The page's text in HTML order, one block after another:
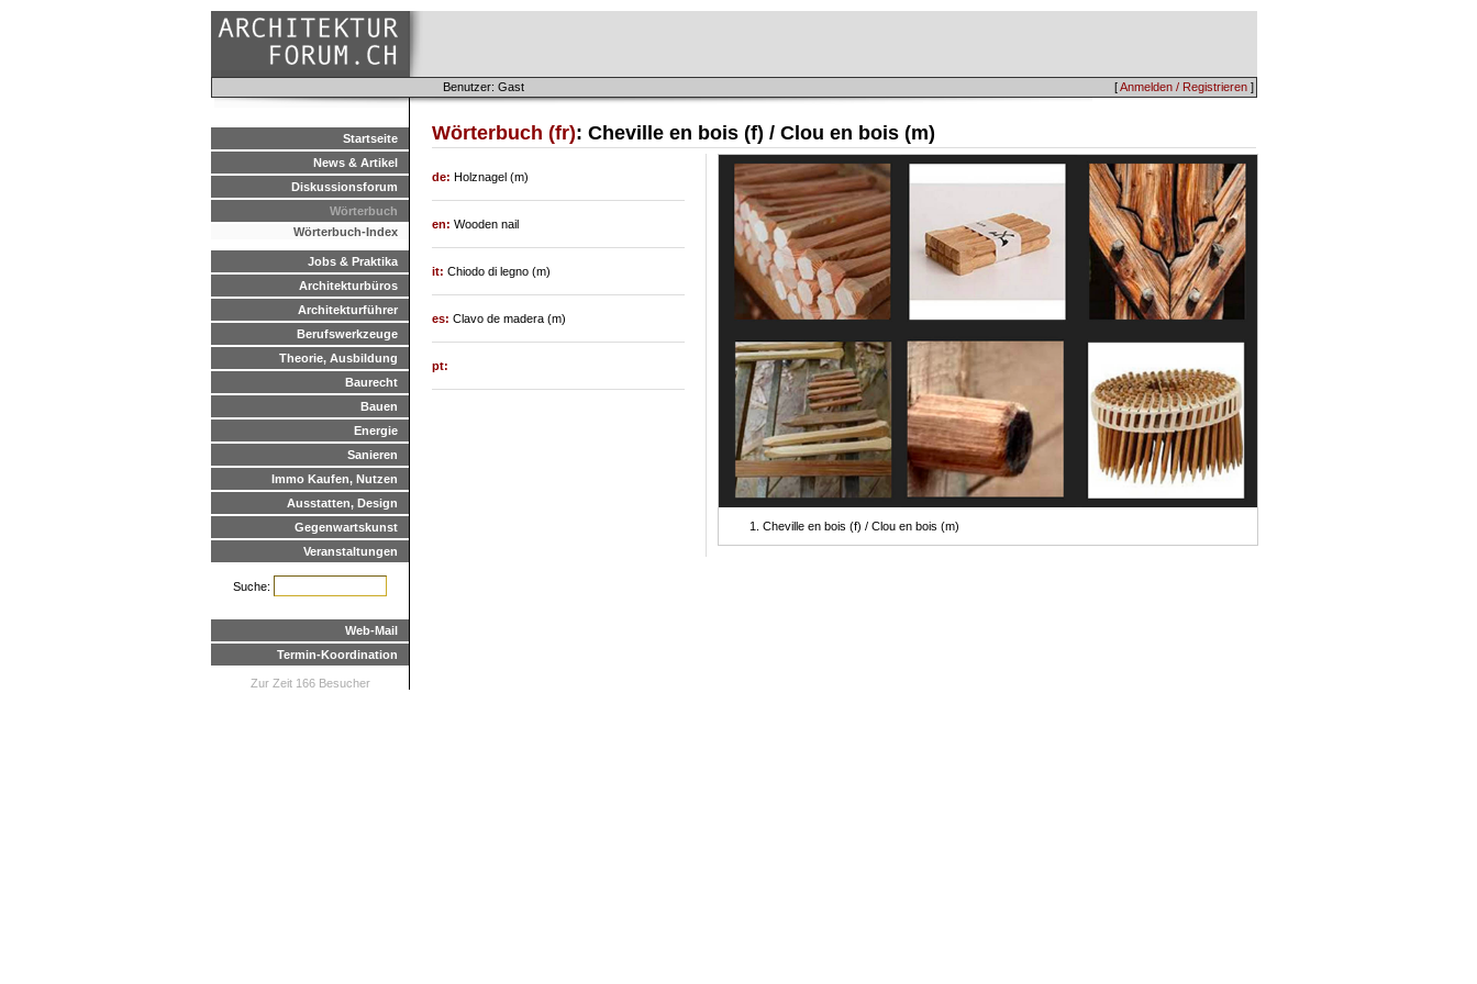
[Anmelden / Registrieren ]
Benutzer: Gast
Startseite
News & Artikel
Diskussionsforum
Wörterbuch
Wörterbuch-Index
Jobs & Praktika
Architekturbüros
Architekturführer
Berufswerkzeuge
Theorie, Ausbildung
Baurecht
Bauen
Energie
Sanieren
Immo Kaufen, Nutzen
Ausstatten, Design
Gegenwartskunst
Veranstaltungen
Suche:
Web-Mail
Termin-Koordination
Zur Zeit 166 Besucher
Wörterbuch (fr): Cheville en bois (f) / Clou en bois (m)
Cheville en bois (f) / Clou en bois (m)
de: Holznagel (m)
en: Wooden nail
it: Chiodo di legno (m)
es: Clavo de madera (m)
pt: